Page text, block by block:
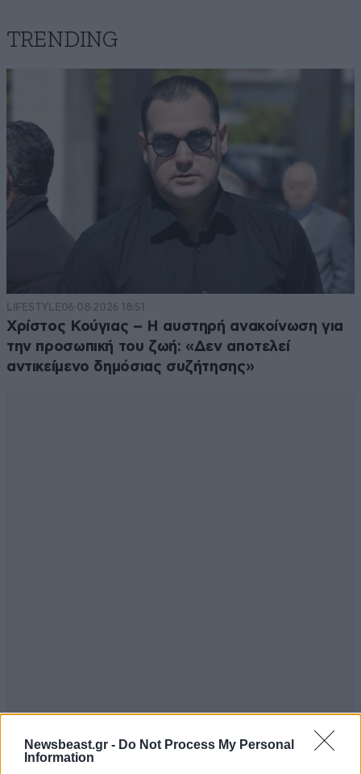
Newsbeast.gr - Do Not Process My Personal
Information
TRENDING
LIFESTYLE06·08·2026 18:51
Χρίστος Κούγιας – Η αυστηρή ανακοίνωση για
την προσωπική του ζωή: «Δεν αποτελεί
αντικείμενο δημόσιας συζήτησης»